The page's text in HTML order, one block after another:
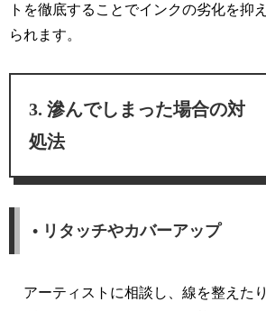
トを徹底することでインクの劣化を抑え
られます。
滲んでしまった場合の対
処法
• リタッチやカバーアップ
アーティストに相談し、線を整えたり